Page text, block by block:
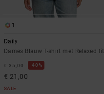
1
Daily
Dames Blauw T-shirt met Relaxed fit
€ 35,00 40%
€ 21,00
SALE